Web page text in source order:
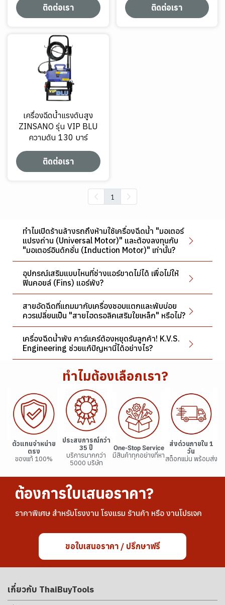
ติดต่อเรา ติดต่อเรา
เครื่องฉีดน้ำแรงดันสูง
ZINSANO รุ่น VIP BLU
ความดัน 130 บาร์
ติดต่อเรา
1
ทำไมเปิดร้านล้างรถถึงห้ามใช้เครื่องฉีดน้ำ "มอเตอร์
แปรงถ่าน (Universal Motor)" และต้องลงทุนกับ
"มอเตอร์อินดักชั่น (Induction Motor)" เท่านั้น?
อุปกรณ์เสริมแบบไหนที่ช่างแอร์ขาดไม่ได้ เพื่อไม่ให้
ฟินคอยล์ (Fins) แอร์พัง?
สายอัดฉีดที่แถมมากับเครื่องชอบแตกและพับบ่อย
ควรเปลี่ยนเป็น "สายไฮดรอลิคเสริมใยเหล็ก" หรือไม่?
เครื่องฉีดน้ำพัง คาร์แคร์ต้องหยุดรับลูกค้า! K.V.S.
Engineering ช่วยแก้ปัญหานี้ได้อย่างไร?
ทำไมต้องเลือกเรา?
ตัวแทนจำหน่าย
ตรง
ของแท้ 100%
ประสบการณ์กว่า
35 ปี
บริการมากกว่า
5000 บริษัท
One-Stop Service
มีสินค้าทุกอย่างที่หา
ส่งด่วนภายใน 1
วัน
สต็อกแน่น พร้อมส่ง
ต้องการใบเสนอราคา?
ราคาพิเศษ สำหรับโรงงาน โรงแรม ร้านค้า หรือ งานโปรเจค
ขอใบเสนอราคา / ปรึกษาฟรี
เกี่ยวกับ ThaiBuyTools